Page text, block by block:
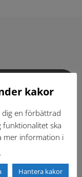
Kontaktlista
Nyheter
kakor
dig en förbättrad
funktionalitet ska
mer information i
.
Hantera kakor